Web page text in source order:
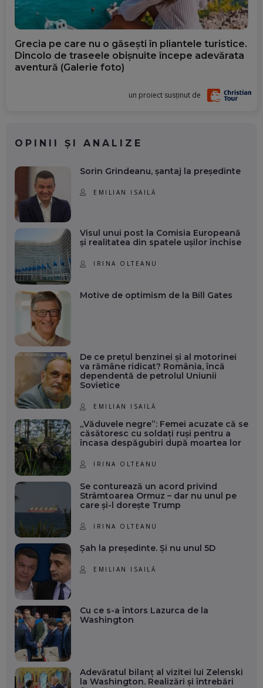
Grecia pe care nu o găsești în pliantele turistice.
Dincolo de traseele obișnuite începe adevărata
aventură (Galerie foto)
un proiect susținut de
OPINII ȘI ANALIZE
Sorin Grindeanu, șantaj la președinte
EMILIAN ISAILĂ
Visul unui post la Comisia Europeană
și realitatea din spatele ușilor închise
IRINA OLTEANU
Motive de optimism de la Bill Gates
De ce prețul benzinei și al motorinei
va rămâne ridicat? România, încă
dependentă de petrolul Uniunii
Sovietice
EMILIAN ISAILĂ
„Văduvele negre”: Femei acuzate că se
căsătoresc cu soldați ruși pentru a
încasa despăgubiri după moartea lor
IRINA OLTEANU
Se conturează un acord privind
Strâmtoarea Ormuz – dar nu unul pe
care și-l dorește Trump
IRINA OLTEANU
Șah la președinte. Și nu unul 5D
EMILIAN ISAILĂ
Cu ce s-a întors Lazurca de la
Washington
Adevăratul bilanț al vizitei lui Zelenski
la Washington. Realizări și întrebări